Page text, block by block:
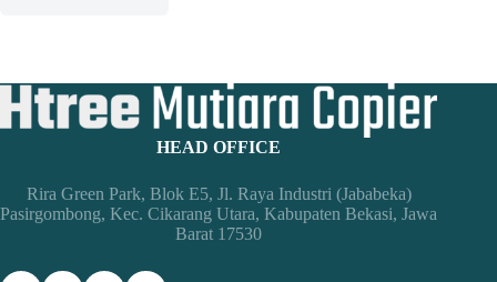
HEAD OFFICE
Rira Green Park, Blok E5, Jl. Raya Industri (Jababeka)
Pasirgombong, Kec. Cikarang Utara, Kabupaten Bekasi, Jawa
Barat 17530